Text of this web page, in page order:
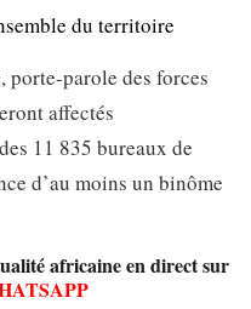
du territoire
porte-parole des forces
affectés
11 835 bureaux de
d’au moins un binôme
africaine en direct sur